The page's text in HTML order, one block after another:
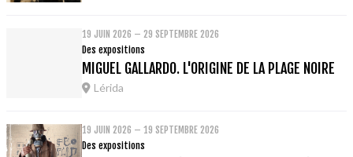
19 JUIN 2026 – 29 SEPTEMBRE 2026
Des expositions
MIGUEL GALLARDO. L'ORIGINE DE LA PLAGE NOIRE
Lérida
19 JUIN 2026 – 19 SEPTEMBRE 2026
Des expositions